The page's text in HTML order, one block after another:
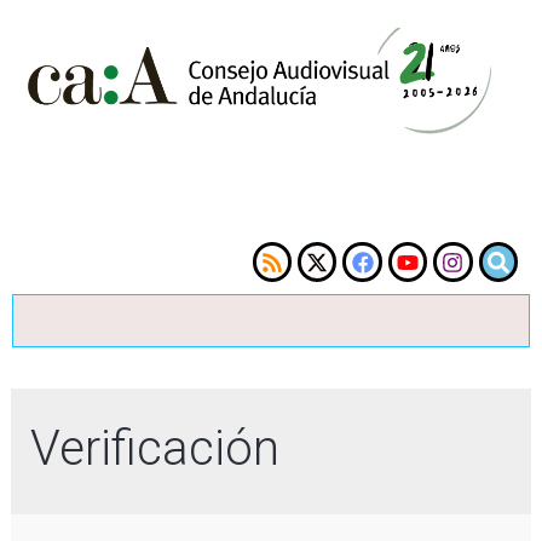
Verificación